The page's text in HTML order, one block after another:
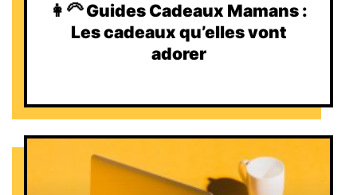
👩‍🦳 Guides Cadeaux Mamans :
Les cadeaux qu’elles vont
adorer